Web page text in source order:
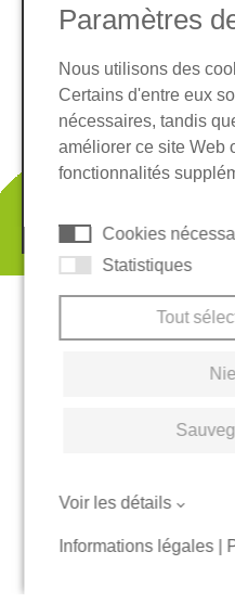
Informations légales
Conditions Générales
Système de
Paramètres
Nous utilisons des
Certains d'entre eux
nécessaires, tandis
améliorer ce site Web
fonctionnalités
Cookies
Statistiques
Tout
Voir les détails
Informations légales|